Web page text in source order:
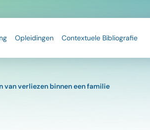
Opleidingen Contextuele Bibliografie
van verliezen binnen een familie